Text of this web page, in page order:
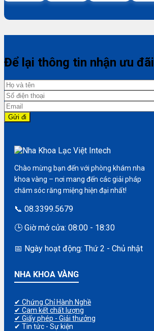
Để lại thông tin nhận ưu đãi
Chào mừng bạn đến với phòng khám nha
khoa vàng – nơi mang đến các giải pháp
chăm sóc răng miệng hiện đại nhất!
📞 08.3399.5679
🕒 Giờ mở cửa: 08:00 - 18:30
📅 Ngày hoạt động: Thứ 2 - Chủ nhật
NHA KHOA VÀNG
✔ Chứng Chỉ Hành Nghề
✔ Cam kết chất lượng
✔ Giấy phép - Giải thưởng
✔ Tin tức - Sự kiện